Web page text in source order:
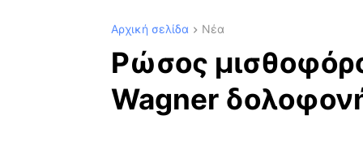
Αρχική σελίδα Νέα
Ρώσος
Wagner